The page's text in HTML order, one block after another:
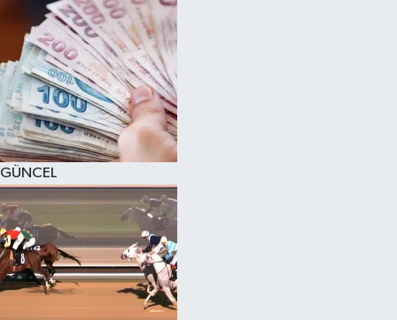
GÜNCEL